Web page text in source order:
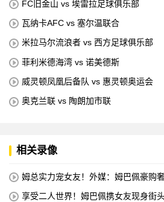
FC旧金山 vs 埃雷拉足球俱乐部
瓦纳卡AFC vs 塞尔温联合
米拉马尔流浪者 vs 西方足球俱乐部
菲利米德海湾 vs 诺美德斯
威灵顿凤凰后备队 vs 惠灵顿奥运会
奥克兰联 vs 陶朗加市联
相关录像
姆总实力宠女友！外媒：姆巴佩豪购
享受二人世界！姆巴佩携女友现身街头